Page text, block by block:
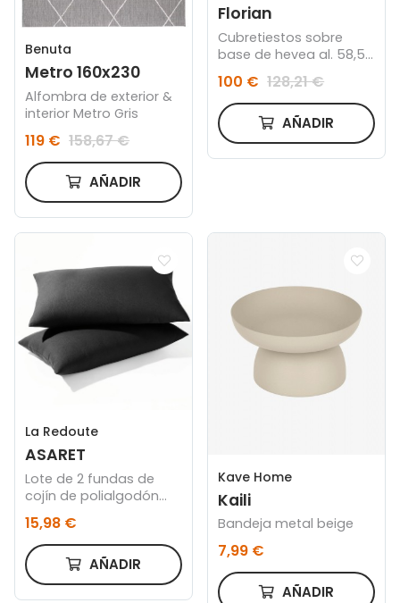
Benuta
Metro 160x230
Alfombra de exterior &
interior Metro Gris
119 € 158,67 €
AÑADIR
Florian
Cubretiestos sobre
base de hevea al. 58,5
100 € 128,21 €
AÑADIR
La Redoute
ASARET
Lote de 2 fundas de
cojín de polialgodón
ASARET
15,98 €
AÑADIR
Kave Home
Kaili
Bandeja metal beige
7,99 €
AÑADIR